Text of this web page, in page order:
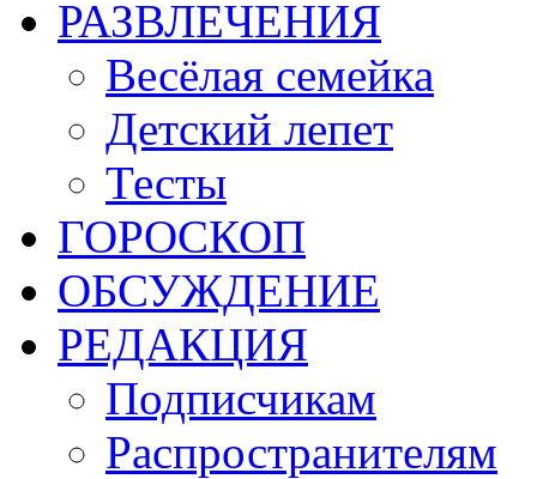
РАЗВЛЕЧЕНИЯ
Весёлая семейка
Детский лепет
Тесты
ГОРОСКОП
ОБСУЖДЕНИЕ
РЕДАКЦИЯ
Подписчикам
Распространителям